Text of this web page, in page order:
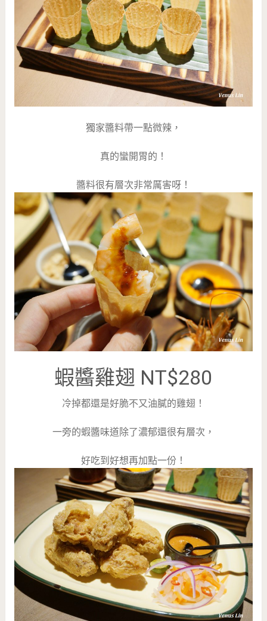
獨家醬料帶一點微辣，
真的蠻開胃的！
醬料很有層次非常厲害呀！
蝦醬雞翅 NT$280
冷掉都還是好脆不又油膩的雞翅！
一旁的蝦醬味道除了濃郁還很有層次，
好吃到好想再加點一份！